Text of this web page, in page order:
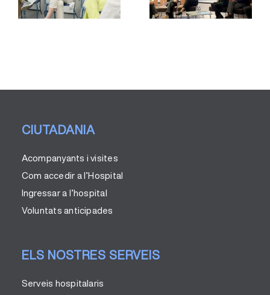
de prevenció
d’Atenció i
CIUTADANIA
Acompanyants i visites
Com accedir a l’Hospital
Ingressar a l’hospital
Voluntats anticipades
ELS NOSTRES SERVEIS
Serveis hospitalaris